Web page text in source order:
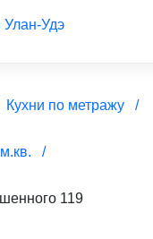
Кухни по метражу
119